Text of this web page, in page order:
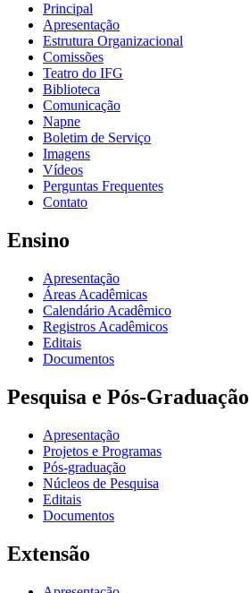
Principal
Apresentação
Estrutura Organizacional
Comissões
Teatro do IFG
Biblioteca
Comunicação
Napne
Boletim de Serviço
Imagens
Vídeos
Perguntas Frequentes
Contato
Ensino
Apresentação
Áreas Acadêmicas
Calendário Acadêmico
Registros Acadêmicos
Editais
Documentos
Pesquisa e Pós-Graduação
Apresentação
Projetos e Programas
Pós-graduação
Núcleos de Pesquisa
Editais
Documentos
Extensão